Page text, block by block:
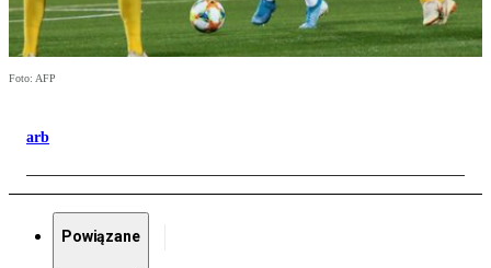
Foto: AFP
arb
Powiązane